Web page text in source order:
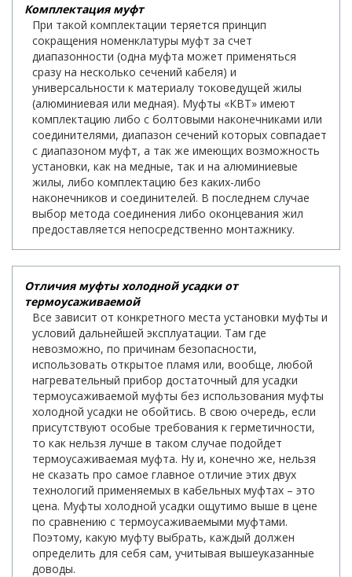
Комплектация муфт
При такой комплектации теряется принцип
сокращения номенклатуры муфт за счет
диапазонности (одна муфта может применяться
сразу на несколько сечений кабеля) и
универсальности к материалу токоведущей жилы
(алюминиевая или медная). Муфты «КВТ» имеют
комплектацию либо с болтовыми наконечниками или
соединителями, диапазон сечений которых совпадает
с диапазоном муфт, а так же имеющих возможность
установки, как на медные, так и на алюминиевые
жилы, либо комплектацию без каких-либо
наконечников и соединителей. В последнем случае
выбор метода соединения либо оконцевания жил
предоставляется непосредственно монтажнику.
Отличия муфты холодной усадки от
термоусаживаемой
Все зависит от конкретного места установки муфты и
условий дальнейшей эксплуатации. Там где
невозможно, по причинам безопасности,
использовать открытое пламя или, вообще, любой
нагревательный прибор достаточный для усадки
термоусаживаемой муфты без использования муфты
холодной усадки не обойтись. В свою очередь, если
присутствуют особые требования к герметичности,
то как нельзя лучше в таком случае подойдет
термоусаживаемая муфта. Ну и, конечно же, нельзя
не сказать про самое главное отличие этих двух
технологий применяемых в кабельных муфтах – это
цена. Муфты холодной усадки ощутимо выше в цене
по сравнению с термоусаживаемыми муфтами.
Поэтому, какую муфту выбрать, каждый должен
определить для себя сам, учитывая вышеуказанные
доводы.